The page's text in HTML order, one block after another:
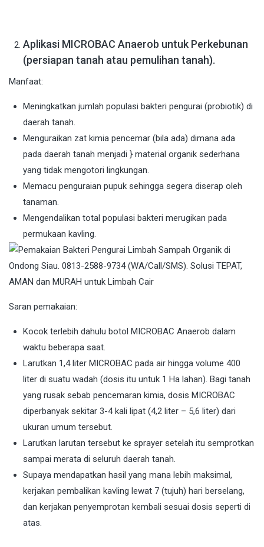
Aplikasi MICROBAC Anaerob untuk Perkebunan
(persiapan tanah atau pemulihan tanah).
Manfaat:
Meningkatkan jumlah populasi bakteri pengurai (probiotik) di
daerah tanah.
Menguraikan zat kimia pencemar (bila ada) dimana ada
pada daerah tanah menjadi } material organik sederhana
yang tidak mengotori lingkungan.
Memacu penguraian pupuk sehingga segera diserap oleh
tanaman.
Mengendalikan total populasi bakteri merugikan pada
permukaan kavling.
Saran pemakaian:
Kocok terlebih dahulu botol MICROBAC Anaerob dalam
waktu beberapa saat.
Larutkan 1,4 liter MICROBAC pada air hingga volume 400
liter di suatu wadah (dosis itu untuk 1 Ha lahan). Bagi tanah
yang rusak sebab pencemaran kimia, dosis MICROBAC
diperbanyak sekitar 3-4 kali lipat (4,2 liter – 5,6 liter) dari
ukuran umum tersebut.
Larutkan larutan tersebut ke sprayer setelah itu semprotkan
sampai merata di seluruh daerah tanah.
Supaya mendapatkan hasil yang mana lebih maksimal,
kerjakan pembalikan kavling lewat 7 (tujuh) hari berselang,
dan kerjakan penyemprotan kembali sesuai dosis seperti di
atas.